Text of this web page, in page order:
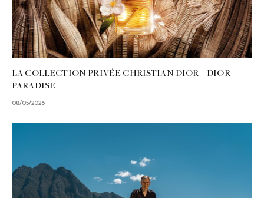
LA COLLECTION PRIVÉE CHRISTIAN DIOR – DIOR
PARADISE
08/05/2026